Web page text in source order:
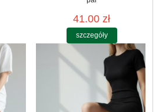
41.00 zł
szczegóły